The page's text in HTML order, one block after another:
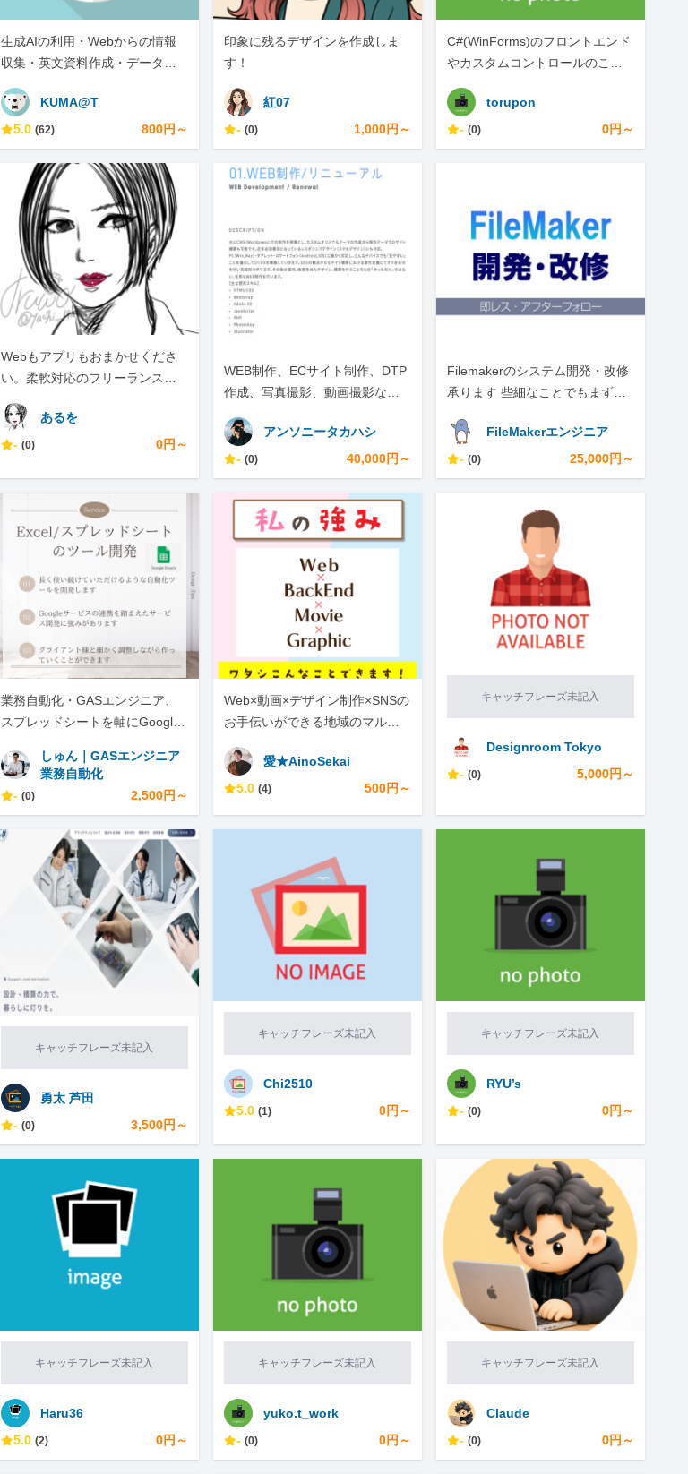
生成AIの利用・Webからの情報
収集・英文資料作成・データ入
広くできます
KUMA@T
5.0 (62) 800円～
印象に残るデザインを作成しま
す！
紅07
- (0) 1,000円～
C#(WinForms)のフロントエンド
やカスタムコントロールのこと
torupon
- (0) 0円～
Webもアプリもおまかせくださ
い。柔軟対応のフリーランスエ
あるを
- (0) 0円～
WEB制作、ECサイト制作、DTP
作成、写真撮影、動画撮影など
アンソニータカハシ
- (0) 40,000円～
Filemakerのシステム開発・改修
承ります 些細なことでもまずは
FileMakerエンジニア
- (0) 25,000円～
業務自動化・GASエンジニア、
スプレッドシートを軸にGoogle
を実現します。
しゅん｜GASエンジニア
業務自動化
- (0) 2,500円～
Web×動画×デザイン制作×SNSの
お手伝いができる地域のマルチ
愛★AinoSekai
5.0 (4) 500円～
キャッチフレーズ未記入
Designroom Tokyo
- (0) 5,000円～
キャッチフレーズ未記入
勇太 芦田
- (0) 3,500円～
キャッチフレーズ未記入
Chi2510
5.0 (1) 0円～
キャッチフレーズ未記入
RYU’s
- (0) 0円～
キャッチフレーズ未記入
Haru36
5.0 (2) 0円～
キャッチフレーズ未記入
yuko.t_work
- (0) 0円～
キャッチフレーズ未記入
Claude
- (0) 0円～